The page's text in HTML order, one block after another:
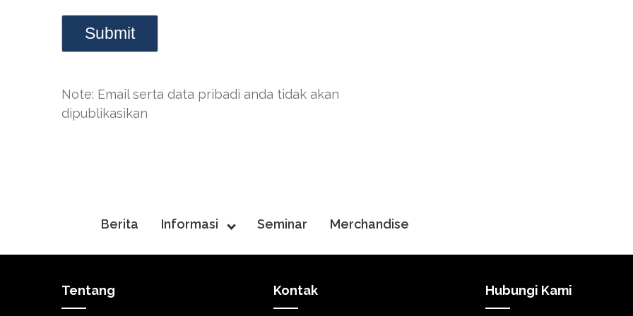
Note: Email serta data pribadi anda tidak akan
dipublikasikan
Berita Informasi Seminar Merchandise
Tentang Kontak Hubungi Kami